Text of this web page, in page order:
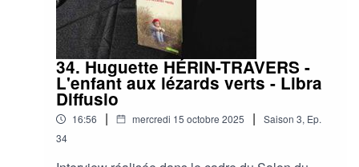
34. Huguette HÉRIN-TRAVERS -
L'enfant aux lézards verts - Libra
Diffusio
16:56 | mercredi 15 octobre 2025 | Saison 3, Ep.
34